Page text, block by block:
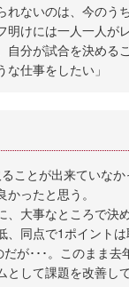
ないのは、今のう
けには一人一人が
分が試合を決める
仕事をしたい」
ことが出来ていな
ったと思う。
大事なところで決
同点で1ポイント
が･･･。このまま
して課題を改善し